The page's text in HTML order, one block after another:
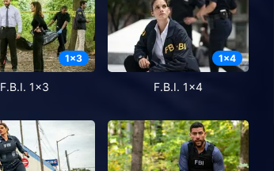
1x3
F.B.I. 1x3
1x4
F.B.I. 1x4